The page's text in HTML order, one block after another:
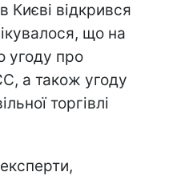
Києві відкрився
що на
угоду про
а також угоду
торгівлі